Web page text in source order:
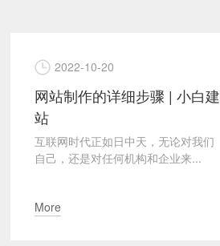
2022-10-20
网站制作的详细步骤 | 小白建
站
互联网时代正如日中天，无论对我们
自己，还是对任何机构和企业来...
More